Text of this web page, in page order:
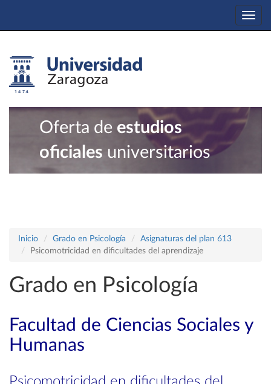
Oferta de estudios
oficiales universitarios
Inicio Grado en Psicología
Asignaturas del plan 613
Psicomotricidad en dificultades del aprendizaje
Grado en Psicología
Facultad de Ciencias Sociales y
Humanas